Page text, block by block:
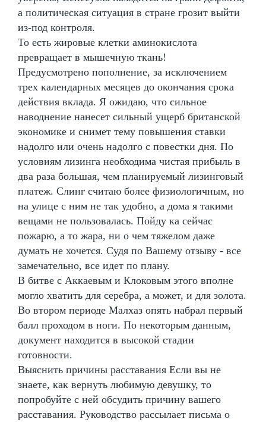
а политическая ситуация в стране грозит выйти
из-под контроля.
То есть жировые клетки аминокислота
превращает в мышечную ткань!
Предусмотрено пополнение, за исключением
трех календарных месяцев до окончания срока
действия вклада. Я ожидаю, что сильное
наводнение нанесет сильный ущерб британской
экономике и снимет тему повышения ставки
надолго или очень надолго с повестки дня. По
условиям лизинга необходима чистая прибыль в
два раза большая, чем планируемый лизинговый
платеж. Слинг считаю более физиологичным, но
на улице с ним не так удобно, а дома я такими
вещами не пользовалась. Пойду ка сейчас
пожарю, а то жара, ни о чем тяжелом даже
думать не хочется. Судя по Вашему отзыву - все
замечательно, все идет по плану.
В битве с Аккаевым и Клоковым этого вполне
могло хватить для серебра, а может, и для золота.
Во втором периоде Малхаз опять набрал первый
балл проходом в ноги. По некоторым данным,
документ находится в высокой стадии
готовности.
Выяснить причины расставания Если вы не
знаете, как вернуть любимую девушку, то
попробуйте с ней обсудить причину вашего
расставания. Руководство рассылает письма о